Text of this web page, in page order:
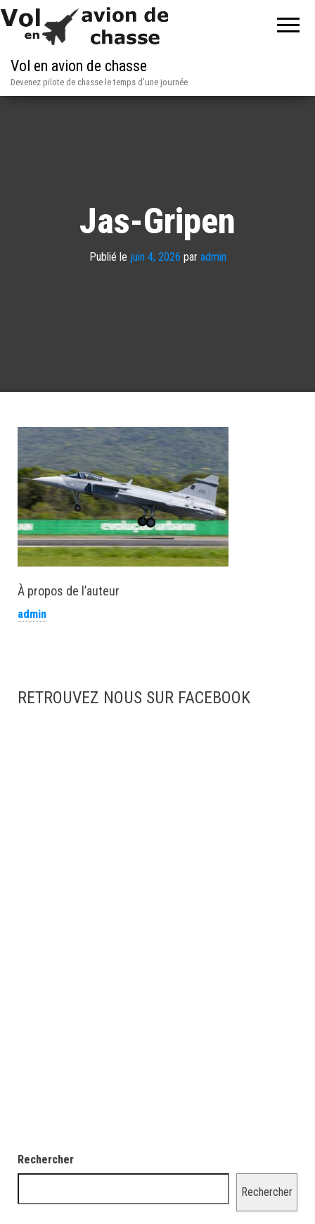
Vol en avion de chasse
Devenez pilote de chasse le temps d'une journée
Jas-Gripen
Publié le juin 4, 2026 par admin
À propos de l’auteur
admin
RETROUVEZ NOUS SUR FACEBOOK
Rechercher
Rechercher